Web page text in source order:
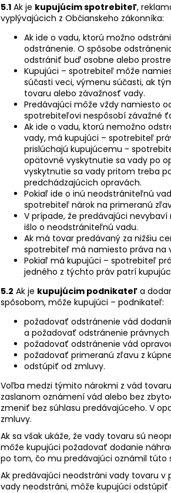
5.1 Ak je kupujúcim spotrebiteľ,
vyplývajúcich z Občianskeho zákonníka:
Ak ide o vadu, ktorú možno
odstránenie. O spôsobe
odstrániť buď osobne alebo
Kupujúci – spotrebiteľ môže
súčasti veci, výmenu súčasti, ak
tovaru alebo závažnosť vady.
Predávajúci môže vždy namiesto
spotrebiteľovi nespôsobí závažné
Ak ide o vadu, ktorú nemožno
vady, má kupujúci – spotrebiteľ
prislúchajú kupujúcemu -
opätovné vyskytnutie sa vady po
vyskytnutie sa vady pritom treba
predchádzajúcich opravách.
Pokiaľ ide o inú neodstrániteľnú
spotrebiteľ nárok na primeranú
V prípade, že predávajúci
išlo o neodstrániteľnú vadu.
Ak má tovar predávaný za nižšiu
spotrebiteľ má namiesto práva na
Pokiaľ má kupujúci – spotrebiteľ
jedného z týchto práv patrí
5.2 Ak je kupujúcim podnikateľ a
spôsobom, môže kupujúci – podnikateľ:
požadovať odstránenie vád
a požadovať odstránenie právnych
požadovať odstránenie vád
požadovať primeranú zľavu z
odstúpiť od zmluvy.
Voľba medzi týmito nárokmi z vád
zaslanom oznámení vád alebo bez
zmeniť bez súhlasu predávajúceho. V
zmluvy.
Ak sa však ukáže, že vady tovaru sú
môže kupujúci požadovať dodanie
po tom, čo mu predávajúci oznámil túto
Ak predávajúci neodstráni vady tovaru
vady neodstráni, môže kupujúci